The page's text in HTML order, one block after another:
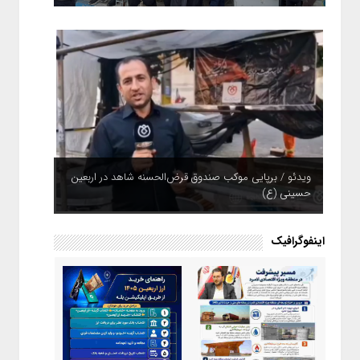
ویدئو / برپایی موکب صندوق قرض‌الحسنه شاهد در اربعین
حسینی (ع)
اینفوگرافیک